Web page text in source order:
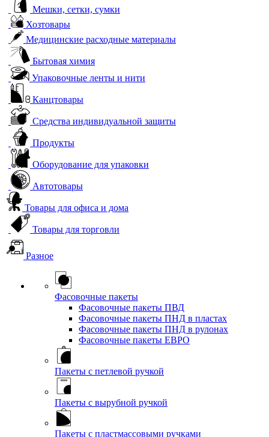
Мешки, сетки, сумки
Хозтовары
Медицинские расходные материалы
Бытовая химия
Упаковочные ленты и нити
Канцтовары
Средства индивидуальной защиты
Продукты
Оборудование для упаковки
Автотовары
Товары для офиса и дома
Товары для торговли
Разное
Фасовочные пакеты
Фасовочные пакеты ПВД
Фасовочные пакеты ПНД в пластах
Фасовочные пакеты ПНД в рулонах
Фасовочные пакеты ЕВРО
Пакеты с петлевой ручкой
Пакеты с вырубной ручкой
Пакеты с пластмассовыми ручками